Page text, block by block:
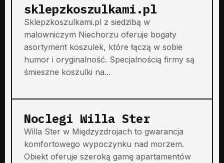
sklepzkoszulkami.pl
Sklepzkoszulkami.pl z siedzibą w
malowniczym Niechorzu oferuje bogaty
asortyment koszulek, które łączą w sobie
humor i oryginalność. Specjalnością firmy są
śmieszne koszulki na...
Noclegi Willa Ster
Willa Ster w Międzyzdrojach to gwarancja
komfortowego wypoczynku nad morzem.
Obiekt oferuje szeroką gamę apartamentów